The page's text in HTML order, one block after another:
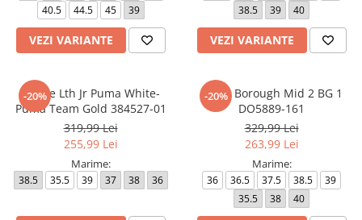
40.5
44.5 45 39
VEZI VARIANTE
38.5
39 40
VEZI VARIANTE
-20%
Mayze Lth Jr Puma White-
Puma Team Gold 384527-01
319,99 Lei
255,99 Lei
Marime:
38.5 35.5 39 37 38 36
-20%
Court Borough Mid 2 BG 1
DO5889-161
329,99 Lei
263,99 Lei
Marime:
36 36.5 37.5 38.5
39
35.5
38 40